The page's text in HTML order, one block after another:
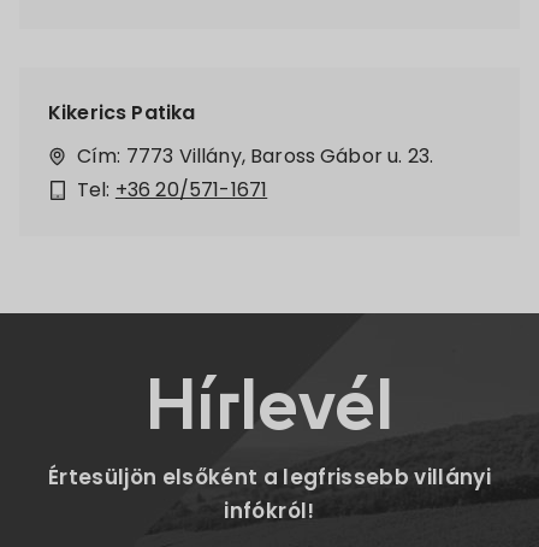
Kikerics Patika
Cím: 7773 Villány, Baross Gábor u. 23.
Tel: +36 20/571-1671
Hírlevél
Értesüljön elsőként a legfrissebb villányi
infókról!